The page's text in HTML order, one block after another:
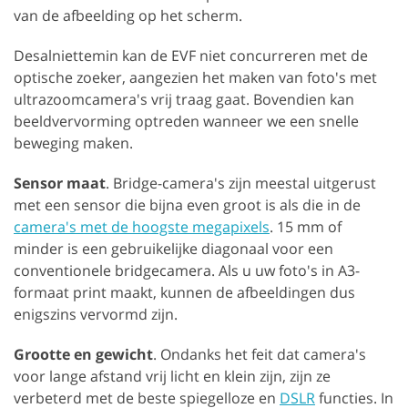
van de afbeelding op het scherm.
Desalniettemin kan de EVF niet concurreren met de
optische zoeker, aangezien het maken van foto's met
ultrazoomcamera's vrij traag gaat. Bovendien kan
beeldvervorming optreden wanneer we een snelle
beweging maken.
Sensor maat. Bridge-camera's zijn meestal uitgerust
met een sensor die bijna even groot is als die in de
camera's met de hoogste megapixels. 15 mm of
minder is een gebruikelijke diagonaal voor een
conventionele bridgecamera. Als u uw foto's in A3-
formaat print maakt, kunnen de afbeeldingen dus
enigszins vervormd zijn.
Grootte en gewicht. Ondanks het feit dat camera's
voor lange afstand vrij licht en klein zijn, zijn ze
verbeterd met de beste spiegelloze en DSLRfuncties. In